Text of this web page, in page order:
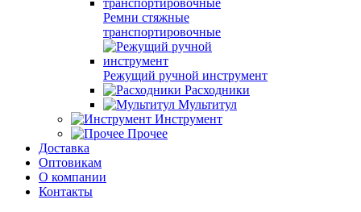
Ремни стяжные
транспортировочные
Режущий ручной инструмент
Расходники
Мультитул
Инструмент
Прочее
Доставка
Оптовикам
О компании
Контакты